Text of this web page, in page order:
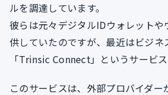
ルを調達しています。
彼らは元々デジタルIDウォレットや
供していたのですが、最近はビジネ
「Trinsic Connect」というサービス
このサービスは、外部プロバイダ